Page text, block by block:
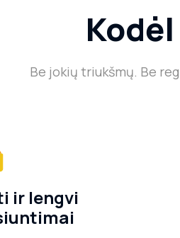
Be jokių triukšmų. Be
ir lengvi